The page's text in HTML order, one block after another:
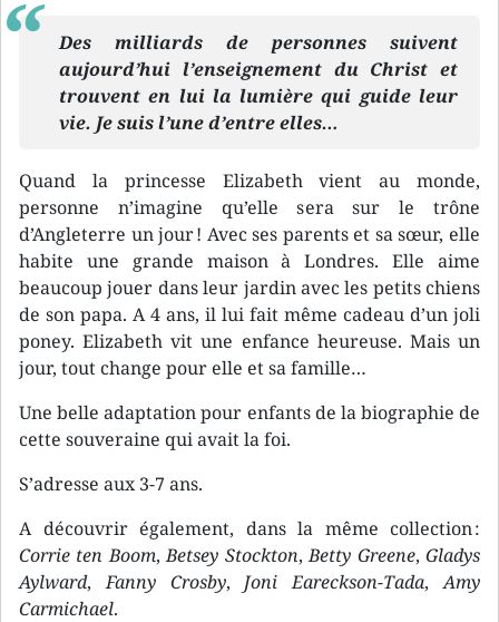
Des milliards de personnes suivent
aujourd’hui l’enseignement du Christ et
trouvent en lui la lumière qui guide leur
vie. Je suis l’une d’entre elles…
Quand la princesse Elizabeth vient au monde,
personne n’imagine qu’elle sera sur le trône
d’Angleterre un jour ! Avec ses parents et sa sœur, elle
habite une grande maison à Londres. Elle aime
beaucoup jouer dans leur jardin avec les petits chiens
de son papa. A 4 ans, il lui fait même cadeau d’un joli
poney. Elizabeth vit une enfance heureuse. Mais un
jour, tout change pour elle et sa famille…
Une belle adaptation pour enfants de la biographie de
cette souveraine qui avait la foi.
S’adresse aux 3-7 ans.
A découvrir également, dans la même collection :
Corrie ten Boom,Betsey Stockton,Betty Greene,Gladys
Aylward,Fanny Crosby, Joni Eareckson-Tada,Amy
Carmichael.